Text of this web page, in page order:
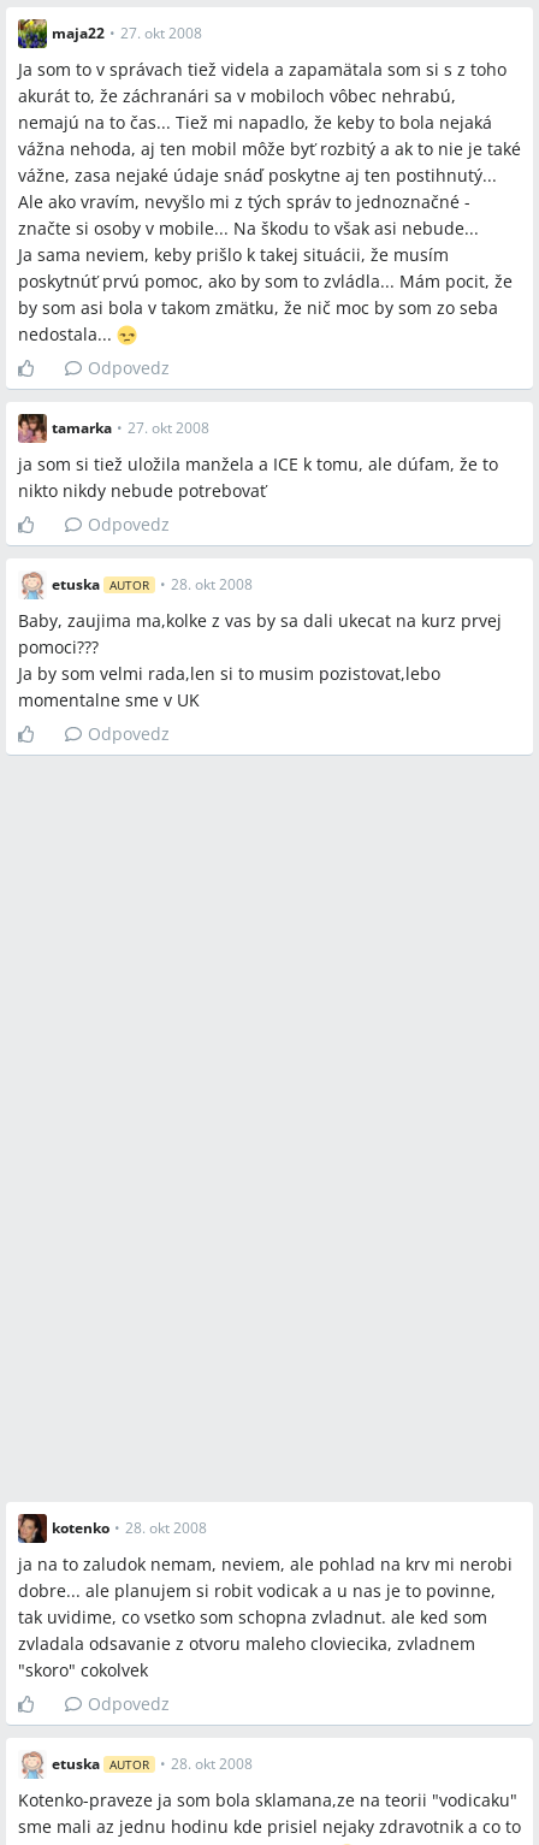
maja22 • 27. okt 2008
Ja som to v správach tiež videla a zapamätala som si s z toho
akurát to, že záchranári sa v mobiloch vôbec nehrabú,
nemajú na to čas... Tiež mi napadlo, že keby to bola nejaká
vážna nehoda, aj ten mobil môže byť rozbitý a ak to nie je také
vážne, zasa nejaké údaje snáď poskytne aj ten postihnutý...
Ale ako vravím, nevyšlo mi z tých správ to jednoznačné -
značte si osoby v mobile... Na škodu to však asi nebude...
Ja sama neviem, keby prišlo k takej situácii, že musím
poskytnúť prvú pomoc, ako by som to zvládla... Mám pocit, že
by som asi bola v takom zmätku, že nič moc by som zo seba
nedostala...
Odpovedz
tamarka • 27. okt 2008
ja som si tiež uložila manžela a ICE k tomu, ale dúfam, že to
nikto nikdy nebude potrebovať
Odpovedz
etuska AUTOR • 28. okt 2008
Baby, zaujima ma,kolke z vas by sa dali ukecat na kurz prvej
pomoci???
Ja by som velmi rada,len si to musim pozistovat,lebo
momentalne sme v UK
Odpovedz
kotenko • 28. okt 2008
ja na to zaludok nemam, neviem, ale pohlad na krv mi nerobi
dobre... ale planujem si robit vodicak a u nas je to povinne,
tak uvidime, co vsetko som schopna zvladnut. ale ked som
zvladala odsavanie z otvoru maleho cloviecika, zvladnem
"skoro" cokolvek
Odpovedz
etuska AUTOR • 28. okt 2008
Kotenko-praveze ja som bola sklamana,ze na teorii "vodicaku"
sme mali az jednu hodinu kde prisiel nejaky zdravotnik a co to